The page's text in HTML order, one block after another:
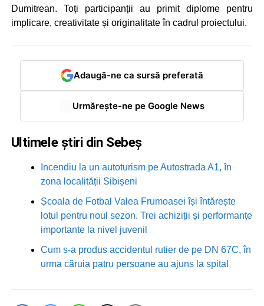
Dumitrean. Toți participanții au primit diplome pentru
implicare, creativitate și originalitate în cadrul proiectului.
Adaugă-ne ca sursă preferată
Urmărește-ne pe Google News
Ultimele știri din Sebeș
Incendiu la un autoturism pe Autostrada A1, în
zona localității Sibișeni
Școala de Fotbal Valea Frumoasei își întărește
lotul pentru noul sezon. Trei achiziții și performanțe
importante la nivel juvenil
Cum s-a produs accidentul rutier de pe DN 67C, în
urma căruia patru persoane au ajuns la spital